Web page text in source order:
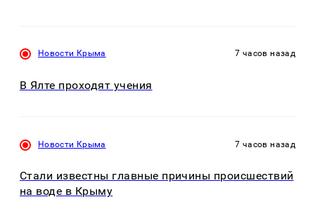
Новости Крыма 7 часов назад
В Ялте проходят учения
Новости Крыма 7 часов назад
Стали известны главные причины происшествий
на воде в Крыму